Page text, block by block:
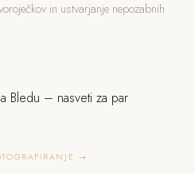
in ustvarjanje nepozabnih
→